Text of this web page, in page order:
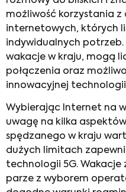
możliwość korzystania
internetowych, których
indywidualnych potrzeb.
wakacje w kraju, mogą
połączenia oraz
innowacyjnej technologii
Wybierając Internet na
uwagę na kilka
spędzanego w kraju
dużych limitach
technologii 5G. Wakacje
parze z wyborem